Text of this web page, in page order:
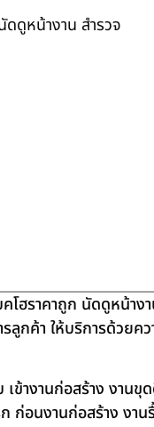
ดดูหน้างาน สำรวจ
โฮราคาถูก นัดดูหน้าง
ลูกค้า ให้บริการด้วยคว
ข้างานก่อสร้าง งานขุ
ก่อนงานก่อสร้าง งา